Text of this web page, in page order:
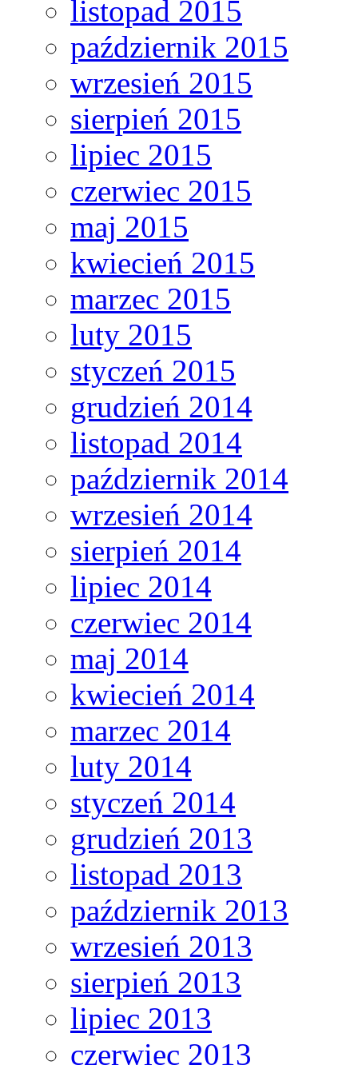
listopad 2015
październik 2015
wrzesień 2015
sierpień 2015
lipiec 2015
czerwiec 2015
maj 2015
kwiecień 2015
marzec 2015
luty 2015
styczeń 2015
grudzień 2014
listopad 2014
październik 2014
wrzesień 2014
sierpień 2014
lipiec 2014
czerwiec 2014
maj 2014
kwiecień 2014
marzec 2014
luty 2014
styczeń 2014
grudzień 2013
listopad 2013
październik 2013
wrzesień 2013
sierpień 2013
lipiec 2013
czerwiec 2013